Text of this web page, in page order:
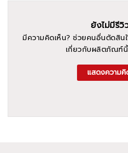
ยังไม่มีรีวิ
มีความคิดเห็น? ช่วยคนอื่นตัดสิ
เกี่ยวกับผลิตภัณฑ์
แสดงความคิ